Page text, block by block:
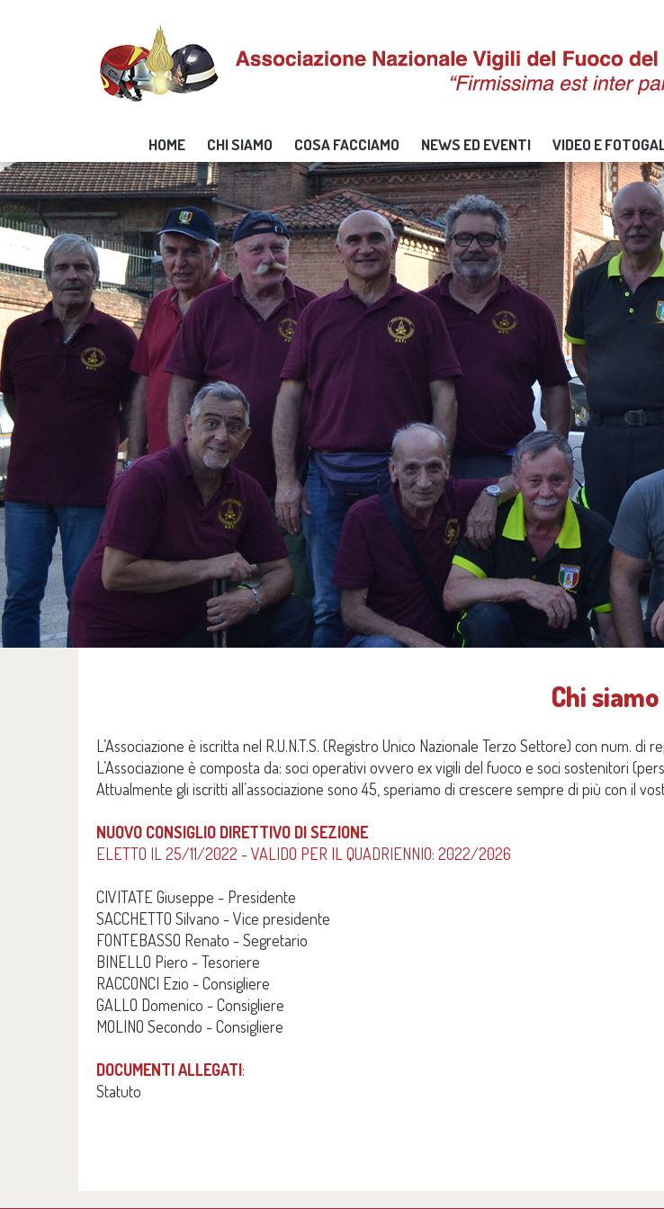
HOME CHI SIAMO COSA FACCIAMO NEWS ED EVENTI VIDEO E
Chi siamo
L’Associazione è iscritta nel R.U.N.T.S. (Registro Unico Nazionale Terzo Settore) con num.
L’Associazione è composta da: soci operativi ovvero ex vigili del fuoco e soci sostenitori
Attualmente gli iscritti all’associazione sono 45, speriamo di crescere sempre di più con il
NUOVO CONSIGLIO DIRETTIVO DI SEZIONE
ELETTO IL 25/11/2022 - VALIDO PER IL QUADRIENNIO: 2022/2026
CIVITATE Giuseppe - Presidente
SACCHETTO Silvano - Vice presidente
FONTEBASSO Renato - Segretario
BINELLO Piero - Tesoriere
RACCONCI Ezio - Consigliere
GALLO Domenico - Consigliere
MOLINO Secondo - Consigliere
DOCUMENTI ALLEGATI:
Statuto